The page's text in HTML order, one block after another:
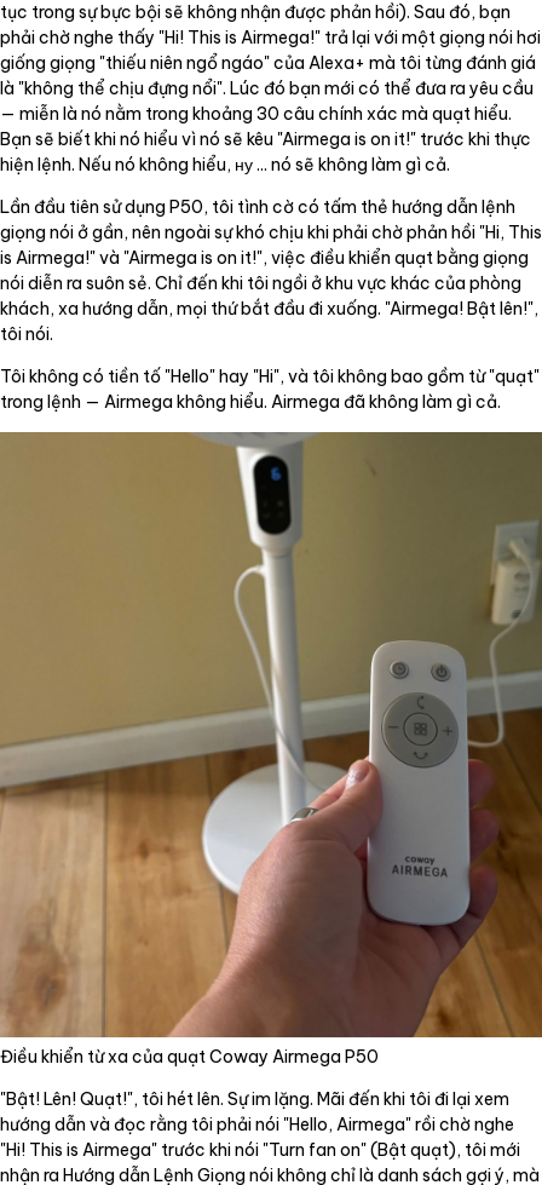
tục trong sự bực bội sẽ không nhận được phản hồi). Sau đó, bạn
phải chờ nghe thấy "Hi! This is Airmega!" trả lại với một giọng nói hơi
giống giọng "thiếu niên ngổ ngáo" của Alexa+ mà tôi từng đánh giá
là "không thể chịu đựng nổi". Lúc đó bạn mới có thể đưa ra yêu cầu
— miễn là nó nằm trong khoảng 30 câu chính xác mà quạt hiểu.
Bạn sẽ biết khi nó hiểu vì nó sẽ kêu "Airmega is on it!" trước khi thực
hiện lệnh. Nếu nó không hiểu, ну ... nó sẽ không làm gì cả.
Lần đầu tiên sử dụng P50, tôi tình cờ có tấm thẻ hướng dẫn lệnh
giọng nói ở gần, nên ngoài sự khó chịu khi phải chờ phản hồi "Hi, This
is Airmega!" và "Airmega is on it!", việc điều khiển quạt bằng giọng
nói diễn ra suôn sẻ. Chỉ đến khi tôi ngồi ở khu vực khác của phòng
khách, xa hướng dẫn, mọi thứ bắt đầu đi xuống. "Airmega! Bật lên!",
tôi nói.
Tôi không có tiền tố "Hello" hay "Hi", và tôi không bao gồm từ "quạt"
trong lệnh — Airmega không hiểu. Airmega đã không làm gì cả.
Điều khiển từ xa của quạt Coway Airmega P50
"Bật! Lên! Quạt!", tôi hét lên. Sự im lặng. Mãi đến khi tôi đi lại xem
hướng dẫn và đọc rằng tôi phải nói "Hello, Airmega" rồi chờ nghe
"Hi! This is Airmega" trước khi nói "Turn fan on" (Bật quạt), tôi mới
nhận ra Hướng dẫn Lệnh Giọng nói không chỉ là danh sách gợi ý, mà